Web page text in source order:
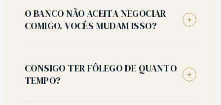
O BANCO NÃO ACEITA NEGOCIAR
COMIGO. VOCÊS MUDAM ISSO?
+
CONSIGO TER FÔLEGO DE QUANTO
TEMPO?
+